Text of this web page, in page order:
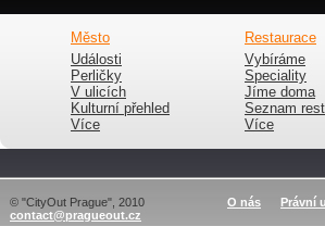
Město
Události
Perličky
V ulicích
Kulturní přehled
Více
Restaurace
Vybíráme
Speciality
Jíme doma
Seznam
Více
© "CityOut Prague", 2010
contact@pragueout.cz
O nás Právní